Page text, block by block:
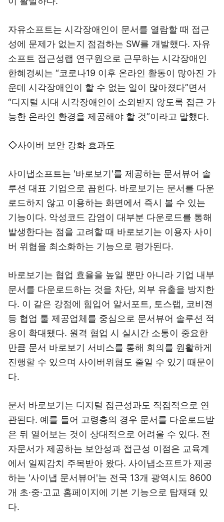
자유소프트는 시각장애인이 문서를 열람할 때 접근
성에 문제가 없는지 점검하는 SW를 개발했다. 자유
소프트 접근성랩 연구원으로 근무하는 시각장애인
한혜경씨는 “코로나19 이후 온라인 활동이 많아진 가
운데 시각장애인이 할 수 없는 일이 많아졌다”면서
“디지털 시대 시각장애인이 소외받지 않도록 접근 가
능한 온라인 환경을 제공해야 할 것”이라고 말했다.
◇사이버 보안 강화 효과도
사이냅소프트는 '바로보기'를 제공하는 문서뷰어 솔
루션 대표 기업으로 꼽힌다. 바로보기는 문서를 다운
로드하지 않고 이용하는 화면에서 즉시 볼 수 있는
기능이다. 악성코드 감염이 대부분 다운로드를 통해
발생한다는 점을 고려할 때 바로보기는 이용자 사이
버 위협을 최소화하는 기능으로 평가된다.
바로보기는 협업 효율을 높일 뿐만 아니라 기업 내부
문서를 다운로드하는 것을 차단, 외부 유출을 방지한
다. 이 같은 강점에 힘입어 알서포트, 토스랩, 코비젼
등 협업 툴 제공업체를 중심으로 문서뷰어 솔루션 적
용이 확대됐다. 원격 협업 시 실시간 소통이 중요한
만큼 문서 바로보기 서비스를 통해 회의를 원활하게
진행할 수 있으며 사이버위협도 줄일 수 있기 때문이
다.
문서 바로보기는 디지털 접근성과도 직접적으로 연
관된다. 예를 들어 고령층의 경우 문서를 다운로드받
은 뒤 열어보는 것이 상대적으로 어려울 수 있다. 전
자문서가 제공하는 보안성과 접근성 이점은 교육계
에서 일찌감치 주목받아 왔다. 사이냅소프트가 제공
하는 '사이냅 문서뷰어'는 전국 13개 광역시도 8600
개 초·중·고교 홈페이지에 기본 기능으로 탑재돼 있
다.